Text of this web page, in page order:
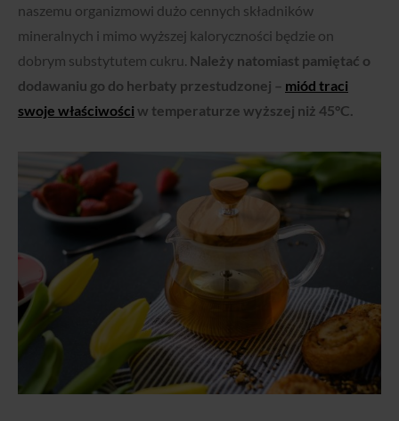
naszemu organizmowi dużo cennych składników
mineralnych i mimo wyższej kaloryczności będzie on
dobrym substytutem cukru. Należy natomiast pamiętać o
dodawaniu go do herbaty przestudzonej – miód traci
swoje właściwości w temperaturze wyższej niż 45°C.